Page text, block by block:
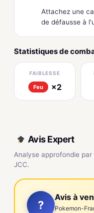
Attachez une
de défausse à
Statistiques de
FAIBLESSE
Feu ×2
Avis Expert
Analyse approfondie
JCC.
?
Avis à
Pokemon-